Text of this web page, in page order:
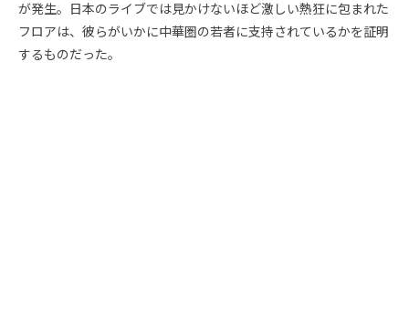
が発生。日本のライブでは見かけないほど激しい熱狂に包まれた
フロアは、彼らがいかに中華圏の若者に支持されているかを証明
するものだった。